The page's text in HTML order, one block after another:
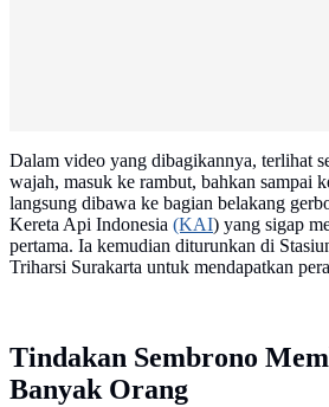
Dalam video yang dibagikannya, terlihat
wajah, masuk ke rambut, bahkan sampai
langsung dibawa ke bagian belakang
Kereta Api Indonesia (KAI) yang sigap
pertama. Ia kemudian diturunkan di
Triharsi Surakarta untuk mendapatkan
Tindakan Sembrono
Banyak Orang